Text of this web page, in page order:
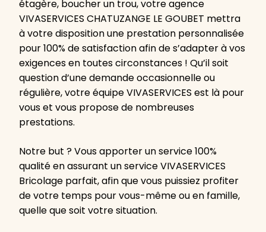
étagère, boucher un trou, votre agence
VIVASERVICES CHATUZANGE LE GOUBET mettra
à votre disposition une prestation personnalisée
pour 100% de satisfaction afin de s’adapter à vos
exigences en toutes circonstances ! Qu’il soit
question d’une demande occasionnelle ou
régulière, votre équipe VIVASERVICES est là pour
vous et vous propose de nombreuses
prestations.
Notre but ? Vous apporter un service 100%
qualité en assurant un service VIVASERVICES
Bricolage parfait, afin que vous puissiez profiter
de votre temps pour vous-même ou en famille,
quelle que soit votre situation.